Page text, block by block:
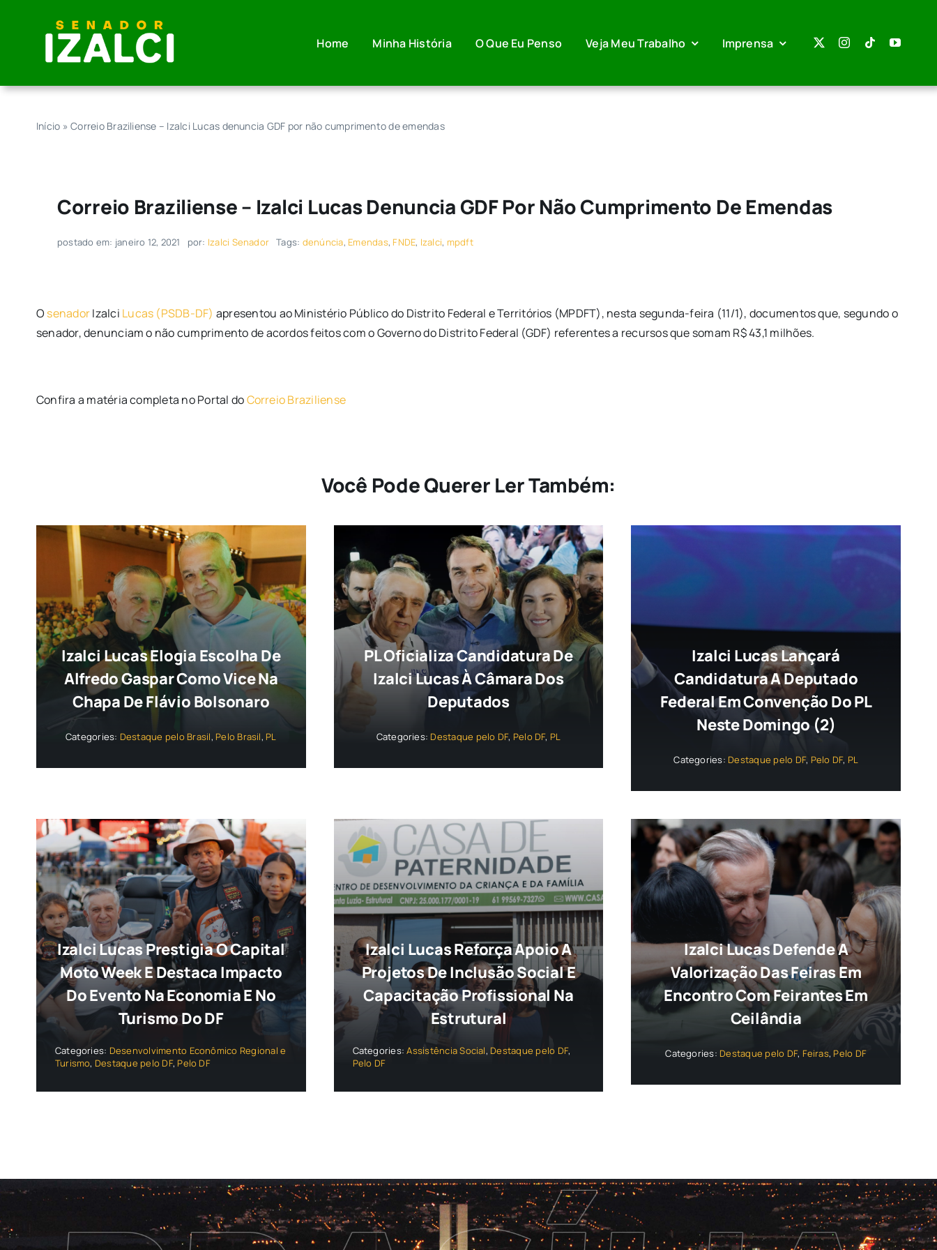
Home Minha História O Que Eu Penso Veja Meu Trabalho Imprensa
Início »Correio Braziliense – Izalci Lucas denuncia GDF por não cumprimento de emendas
Correio Braziliense – Izalci Lucas Denuncia GDF Por Não Cumprimento De Emendas
postado em: janeiro 12, 2021 por: Izalci Senador Tags: denúncia, Emendas, FNDE, Izalci, mpdft
O senadorIzalci Lucas (PSDB-DF) apresentou ao Ministério Público do Distrito Federal e Territórios (MPDFT), nesta segunda-feira (11/1), documentos que, segundo o
senador, denunciam o não cumprimento de acordos feitos com o Governo do Distrito Federal (GDF) referentes a recursos que somam R$ 43,1 milhões.
Confira a matéria completa no Portal doCorreio Braziliense
Você Pode Querer Ler Também:
Izalci Lucas Elogia Escolha De
Alfredo Gaspar Como Vice Na
Chapa De Flávio Bolsonaro
Categories: Destaque pelo Brasil, Pelo Brasil, PL
PL Oficializa Candidatura De
Izalci Lucas À Câmara Dos
Deputados
Categories: Destaque pelo DF, Pelo DF, PL
Izalci Lucas Lançará
Candidatura A Deputado
Federal Em Convenção Do PL
Neste Domingo (2)
Categories: Destaque pelo DF, Pelo DF, PL
Izalci Lucas Prestigia O Capital
Moto Week E Destaca Impacto
Do Evento Na Economia E No
Turismo Do DF
Categories: Desenvolvimento Econômico Regional e
Turismo, Destaque pelo DF, Pelo DF
Izalci Lucas Reforça Apoio A
Projetos De Inclusão Social E
Capacitação Profissional Na
Estrutural
Categories:Assistência Social, Destaque pelo DF,
Pelo DF
Izalci Lucas Defende A
Valorização Das Feiras Em
Encontro Com Feirantes Em
Ceilândia
Categories: Destaque pelo DF, Feiras, Pelo DF